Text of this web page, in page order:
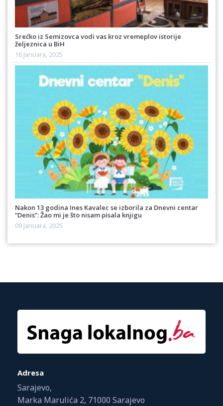
Srećko iz Semizovca vodi vas kroz vremeplov istorije
željeznica u BiH
16 Januara, 2025
Nakon 13 godina Ines Kavalec se izborila za Dnevni centar
“Denis”: Žao mi je što nisam pisala knjigu
09 Januara, 2025
Adresa
Sarajevo,
Marka Marulića 2, 71000 Sarajevo